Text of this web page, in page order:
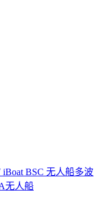
iBoat BSC 无人船多波
无人船